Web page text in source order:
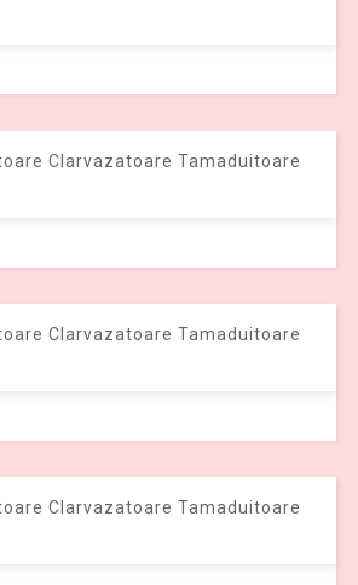
Clarvazatoare Tamaduitoare
Clarvazatoare Tamaduitoare
Clarvazatoare Tamaduitoare